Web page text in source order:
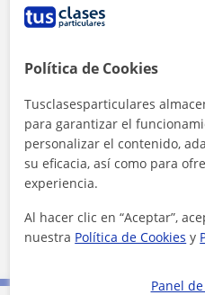
¿Quieres
Datos
Ver
Política de Cookies
Tusclasesparticulares
para garantizar el
personalizar el contenido,
su eficacia, así como para
experiencia.
Al hacer clic en “Aceptar”,
nuestra Política de Cookies y
Panel